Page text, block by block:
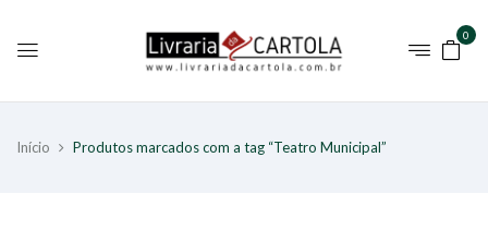
0
Início Produtos marcados com a tag “Teatro Municipal”